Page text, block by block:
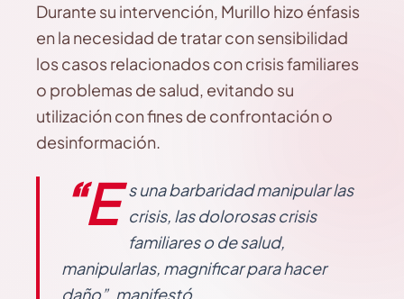
Durante su intervención, Murillo hizo énfasis
en la necesidad de tratar con sensibilidad
los casos relacionados con crisis familiares
o problemas de salud, evitando su
utilización con fines de confrontación o
desinformación.
“E s una barbaridad manipular las
crisis, las dolorosas crisis
familiares o de salud,
manipularlas, magnificar para hacer
daño”, manifestó.